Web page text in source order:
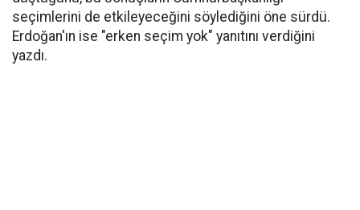
seçimlerini de etkileyeceğini söylediğini öne sürdü.
Erdoğan'ın ise "erken seçim yok" yanıtını verdiğini
yazdı.